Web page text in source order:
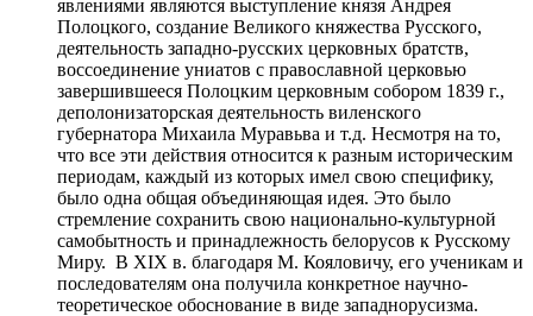
явлениями являются выступление князя Андрея
Полоцкого, создание Великого княжества Русского,
деятельность западно-русских церковных братств,
воссоединение униатов с православной церковью
завершившееся Полоцким церковным собором 1839 г.,
деполонизаторская деятельность виленского
губернатора Михаила Муравьва и т.д. Несмотря на то,
что все эти действия относится к разным историческим
периодам, каждый из которых имел свою специфику,
было одна общая объединяющая идея. Это было
стремление сохранить свою национально-культурной
самобытность и принадлежность белорусов к Русскому
Миру. В XIX в. благодаря М. Кояловичу, его ученикам и
последователям она получила конкретное научно-
теоретическое обоснование в виде западнорусизма.